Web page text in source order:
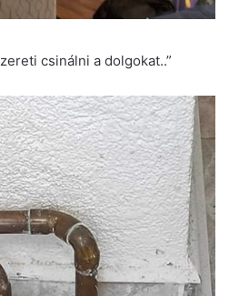
csinálni a dolgokat..”